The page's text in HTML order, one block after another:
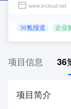
www.ivcloud.net
36氪报道 企业
项目信息 36
项目简介